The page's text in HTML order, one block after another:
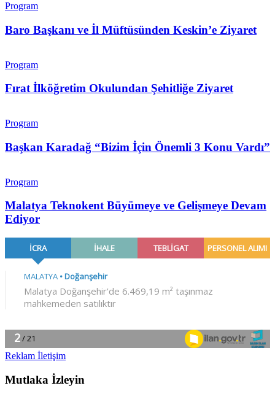
Program
Baro Başkanı ve İl Müftüsünden Keskin’e Ziyaret
Program
Fırat İlköğretim Okulundan Şehitliğe Ziyaret
Program
Başkan Karadağ “Bizim İçin Önemli 3 Konu Vardı”
Program
Malatya Teknokent Büyümeye ve Gelişmeye Devam
Ediyor
Reklam İletişim
Mutlaka İzleyin